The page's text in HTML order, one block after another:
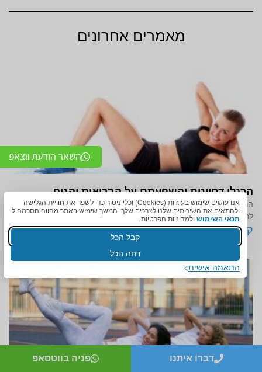
אנו עושים שימוש בעוגיות (Cookies) וכלי ניטור כדי לשפר את חוויית הגלישה
ולהתאים את השירותים שלנו לצרכים שלך. המשך שימוש באתר מהווה הסכמה ל
תנאי השימוש ולמדיניות הפרטיות.
קבל הכל
דחה הכל
התאמה אישית
מאמרים אחרונים
הרגלי דחיינות והשפעתם על הבריאות והגוף
הרגלי דחיינות: לא רק בעיה של זמן, אלא של בריאות שלמה אנחנו רגילים
לחשוב על הרגלי דחיינות כבעיה של סדר עדיפויות או ניהול זמן. אך
קרא עוד »
השאר הודעת ווצאפ
דברו איתנו פניה בווטסאפ